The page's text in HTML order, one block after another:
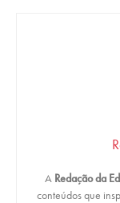
A Redação da
conteúdos que